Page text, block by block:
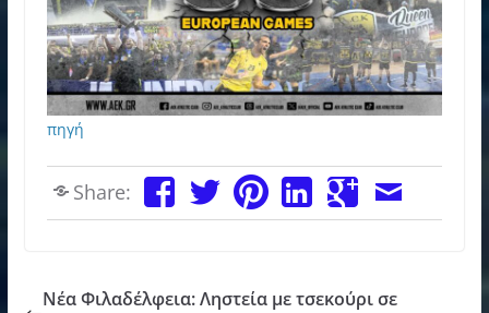
πηγή
Share:
Νέα Φιλαδέλφεια: Ληστεία με τσεκούρι σε